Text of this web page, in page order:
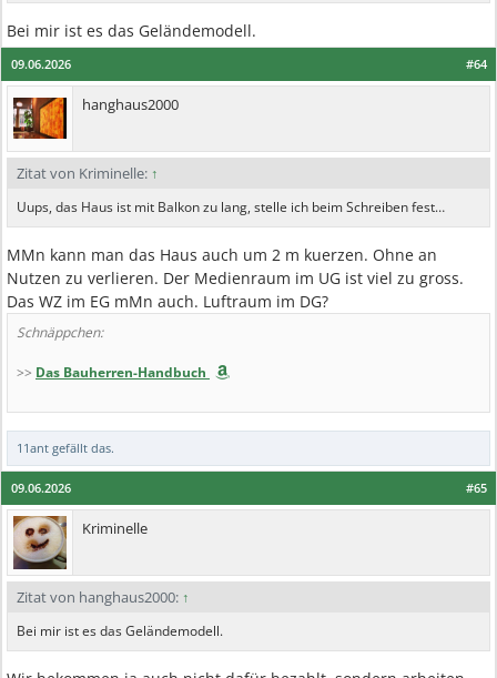
Bei mir ist es das Geländemodell.
#64
09.06.2026
hanghaus2000
Zitat von Kriminelle: ↑
Uups, das Haus ist mit Balkon zu lang, stelle ich beim Schreiben fest…
MMn kann man das Haus auch um 2 m kuerzen. Ohne an
Nutzen zu verlieren. Der Medienraum im UG ist viel zu gross.
Das WZ im EG mMn auch. Luftraum im DG?
Schnäppchen:
>> Das Bauherren-Handbuch
11ant gefällt das.
#65
09.06.2026
Kriminelle
Zitat von hanghaus2000: ↑
Bei mir ist es das Geländemodell.